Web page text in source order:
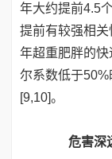
年大约提前4.5
提前有较强相
年超重肥胖的
尔系数低于
[9,10]。
危害深